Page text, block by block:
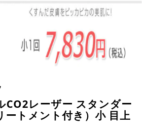
CO2レーザー スタンダー
ートメント付き）小 目上